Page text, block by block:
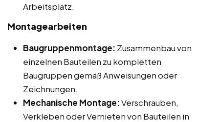
Arbeitsplatz.
Montagearbeiten
Baugruppenmontage: Zusammenbau von
einzelnen Bauteilen zu kompletten
Baugruppen gemäß Anweisungen oder
Zeichnungen.
Mechanische Montage:Verschrauben,
Verkleben oder Vernieten von Bauteilen in